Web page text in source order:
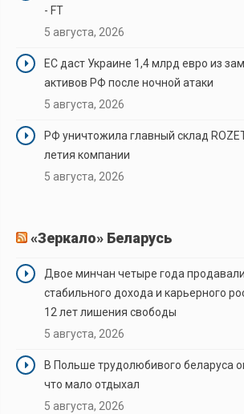
- FT
5 августа, 2026
ЕС даст Украине 1,4 млрд евро из
активов РФ после ночной атаки
5 августа, 2026
РФ уничтожила главный склад
летия компании
5 августа, 2026
«Зеркало» Беларусь
Двое минчан четыре года
стабильного дохода и карьерного
12 лет лишения свободы
5 августа, 2026
В Польше трудолюбивого беларуса
что мало отдыхал
5 августа, 2026